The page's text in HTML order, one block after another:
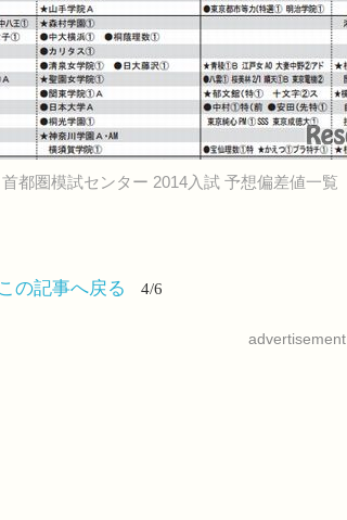
首都圏模試センター 2014入試 予想偏差値一覧
この記事へ戻る 4/6
advertisement